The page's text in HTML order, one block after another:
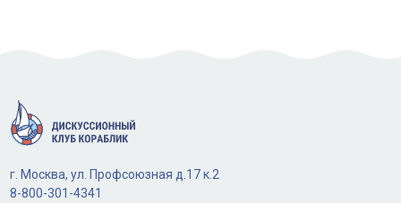
г. Москва, ул. Профсоюзная д.17 к.2
8-800-301-4341